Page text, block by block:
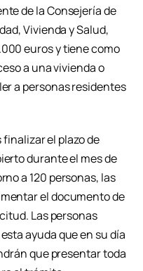
de la Consejería de
Vivienda y Salud,
euros y tiene como
a una vivienda o
a personas residentes
finalizar el plazo de
durante el mes de
a 120 personas, las
el documento de
Las personas
ayuda que en su día
que presentar toda